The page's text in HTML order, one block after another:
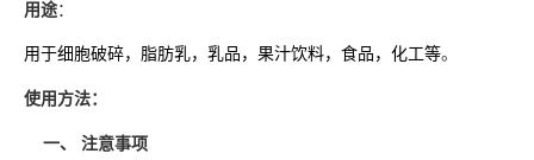
用途：
用于细胞破碎，脂肪乳，乳品，果汁饮料，食品，化工等。
使用方法：
一、 注意事项